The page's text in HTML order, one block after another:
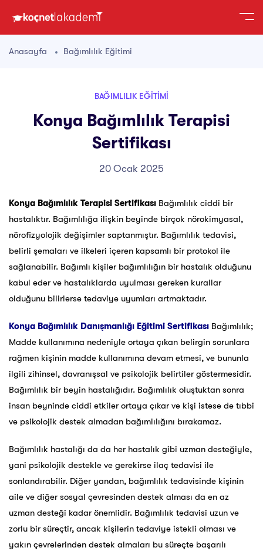
Anasayfa Bağımlılık Eğitimi
BAĞIMLILIK EĞITIMI
Konya Bağımlılık Terapisi
Sertifikası
20 Ocak 2025
Konya Bağımlılık Terapisi Sertifikası Bağımlılık ciddi bir
hastalıktır. Bağımlılığa ilişkin beyinde birçok nörokimyasal,
nörofizyolojik değişimler saptanmıştır. Bağımlılık tedavisi,
belirli şemaları ve ilkeleri içeren kapsamlı bir protokol ile
sağlanabilir. Bağımlı kişiler bağımlılığın bir hastalık olduğunu
kabul eder ve hastalıklarda uyulması gereken kurallar
olduğunu bilirlerse tedaviye uyumları artmaktadır.
Konya Bağımlılık Danışmanlığı Eğitimi Sertifikası Bağımlılık;
Madde kullanımına nedeniyle ortaya çıkan belirgin sorunlara
rağmen kişinin madde kullanımına devam etmesi, ve bununla
ilgili zihinsel, davranışsal ve psikolojik belirtiler göstermesidir.
Bağımlılık bir beyin hastalığıdır. Bağımlılık oluştuktan sonra
insan beyninde ciddi etkiler ortaya çıkar ve kişi istese de tıbbi
ve psikolojik destek almadan bağımlılığını bırakamaz.
Bağımlılık hastalığı da da her hastalık gibi uzman desteğiyle,
yani psikolojik destekle ve gerekirse ilaç tedavisi ile
sonlandırabilir. Diğer yandan, bağımlılık tedavisinde kişinin
aile ve diğer sosyal çevresinden destek alması da en az
uzman desteği kadar önemlidir. Bağımlılık tedavisi uzun ve
zorlu bir süreçtir, ancak kişilerin tedaviye istekli olması ve
yakın çevrelerinden destek almaları bu süreçte başarılı